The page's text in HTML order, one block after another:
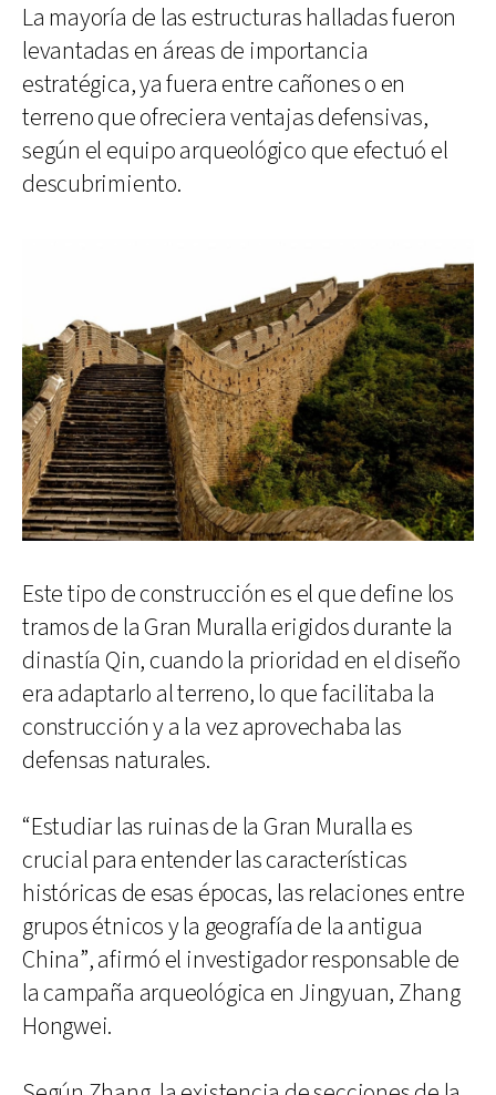
La mayoría de las estructuras halladas fueron
levantadas en áreas de importancia
estratégica, ya fuera entre cañones o en
terreno que ofreciera ventajas defensivas,
según el equipo arqueológico que efectuó el
descubrimiento.
Este tipo de construcción es el que define los
tramos de la Gran Muralla erigidos durante la
dinastía Qin, cuando la prioridad en el diseño
era adaptarlo al terreno, lo que facilitaba la
construcción y a la vez aprovechaba las
defensas naturales.
“Estudiar las ruinas de la Gran Muralla es
crucial para entender las características
históricas de esas épocas, las relaciones entre
grupos étnicos y la geografía de la antigua
China”, afirmó el investigador responsable de
la campaña arqueológica en Jingyuan, Zhang
Hongwei.